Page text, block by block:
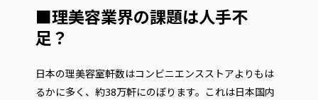
■理美容業界の課題は人手不
足？
日本の理美容室軒数はコンビニエンスストアよりもは
るかに多く、約38万軒にのぼります。これは日本国内